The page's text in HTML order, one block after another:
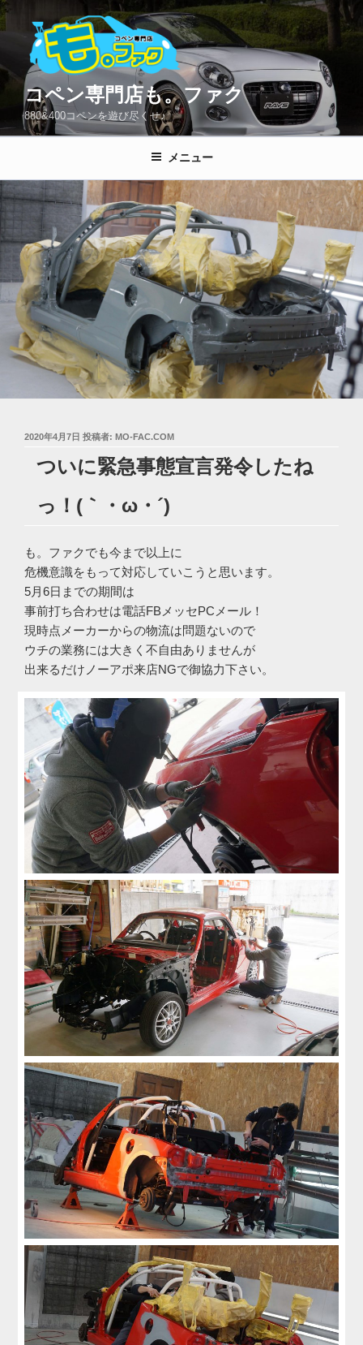
コ
ン
ン
ス
プ
コペン専門店も。ファク
880&400コペンを遊び尽くせ♪
メニュー
投
2020年4月7日 投稿者: MO-FAC.COM
ついに緊急事態宣言発令したね
っ！(｀・ω・´)ゞ
も。ファクでも今まで以上に
危機意識をもって対応していこうと思います。
5月6日までの期間は
事前打ち合わせは電話FBメッセPCメール！
現時点メーカーからの物流は問題ないので
ウチの業務には大きく不自由ありませんが
出来るだけノーアポ来店NGで御協力下さい。